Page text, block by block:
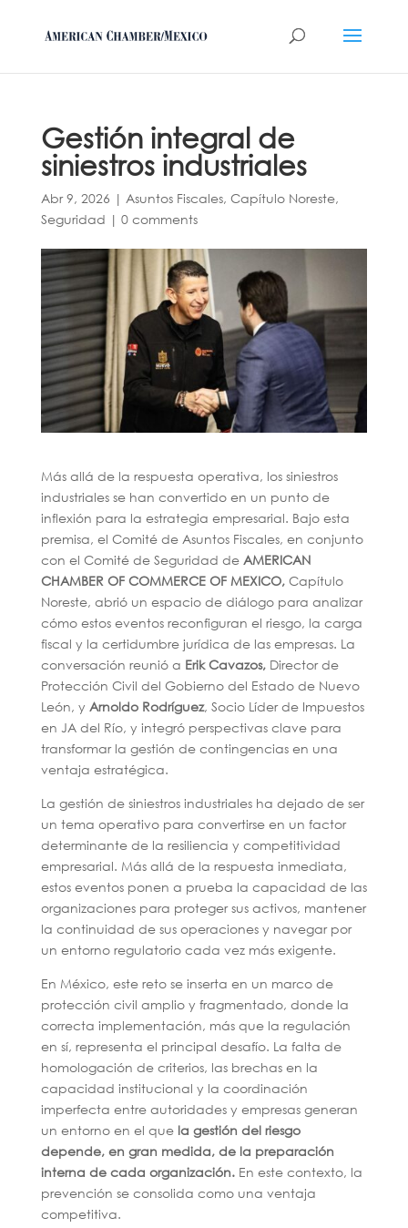
Gestión integral de
siniestros industriales
Abr 9, 2026 | Asuntos Fiscales, Capítulo Noreste,
Seguridad | 0 comments
Más allá de la respuesta operativa, los siniestros
industriales se han convertido en un punto de
inflexión para la estrategia empresarial. Bajo esta
premisa, el Comité de Asuntos Fiscales, en conjunto
con el Comité de Seguridad de AMERICAN
CHAMBER OF COMMERCE OF MEXICO, Capítulo
Noreste, abrió un espacio de diálogo para analizar
cómo estos eventos reconfiguran el riesgo, la carga
fiscal y la certidumbre jurídica de las empresas. La
conversación reunió a Erik Cavazos,Director de
Protección Civil del Gobierno del Estado de Nuevo
León, y Arnoldo Rodríguez, Socio Líder de Impuestos
en JA del Río, y integró perspectivas clave para
transformar la gestión de contingencias en una
ventaja estratégica.
La gestión de siniestros industriales ha dejado de ser
un tema operativo para convertirse en un factor
determinante de la resiliencia y competitividad
empresarial. Más allá de la respuesta inmediata,
estos eventos ponen a prueba la capacidad de las
organizaciones para proteger sus activos, mantener
la continuidad de sus operaciones y navegar por
un entorno regulatorio cada vez más exigente.
En México, este reto se inserta en un marco de
protección civil amplio y fragmentado, donde la
correcta implementación, más que la regulación
en sí, representa el principal desafío. La falta de
homologación de criterios, las brechas en la
capacidad institucional y la coordinación
imperfecta entre autoridades y empresas generan
un entorno en el que la gestión del riesgo
depende, en gran medida, de la preparación
interna de cada organización.En este contexto, la
prevención se consolida como una ventaja
competitiva.